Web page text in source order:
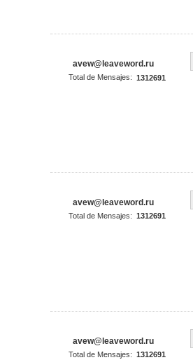
avew@leaveword.ru
Total de Mensajes: 1312691
avew@leaveword.ru
Total de Mensajes: 1312691
avew@leaveword.ru
Total de Mensajes: 1312691